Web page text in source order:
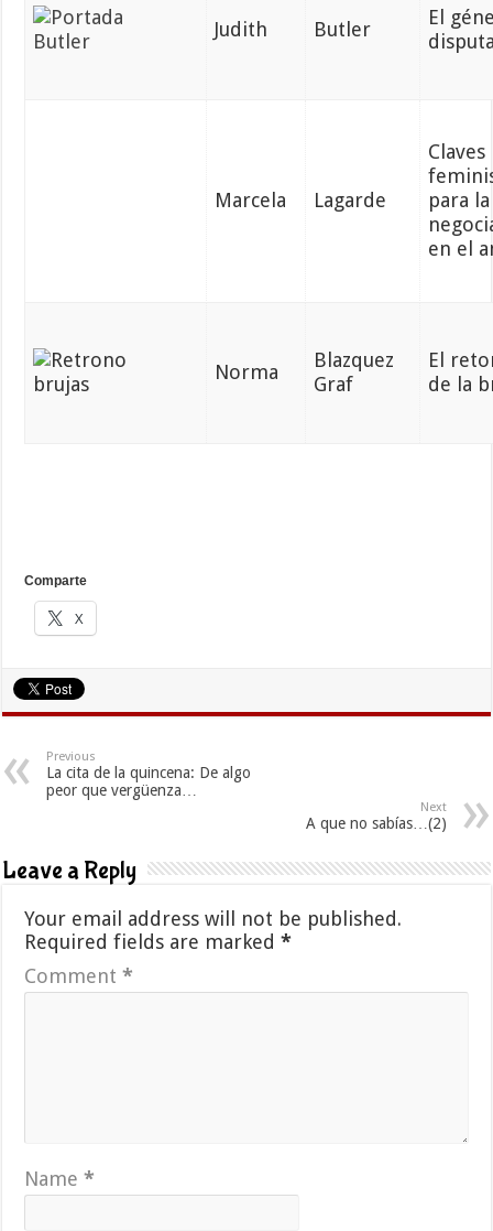
Judith Butler
El
Marcela Lagarde
Claves
para la
en el
Norma
Blazquez
Graf
El
de la
Comparte
X
Previous
La cita de la quincena: De algo
peor que vergüenza…
Next
A que no sabías…(2)
Leave a Reply
Your email address will not be published.
Required fields are marked*
Comment*
Name*